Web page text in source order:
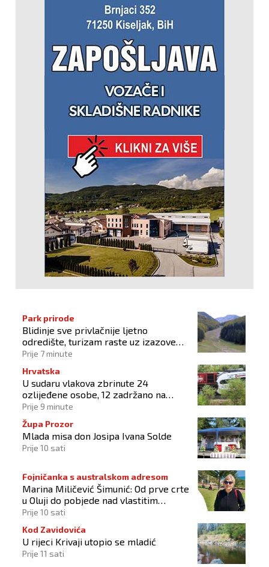
Park prirode
Blidinje sve privlačnije ljetno
odredište, turizam raste uz izazove
očuvanja prirode
Prije 7 minute
Hrvatska
U sudaru vlakova zbrinute 24
ozlijeđene osobe, 12 zadržano na
liječenju
Prije 9 minute
Župa Prozor
Mlada misa don Josipa Ivana Solde
Prije 10 sati
Fojničanka s australskom adresom
Marina Miličević Šimunić: Od prve crte
u Oluji do pobjede nad vlastitim
„olujama“
Prije 10 sati
Kod Zavidovića
U rijeci Krivaji utopio se mladić
Prije 11 sati